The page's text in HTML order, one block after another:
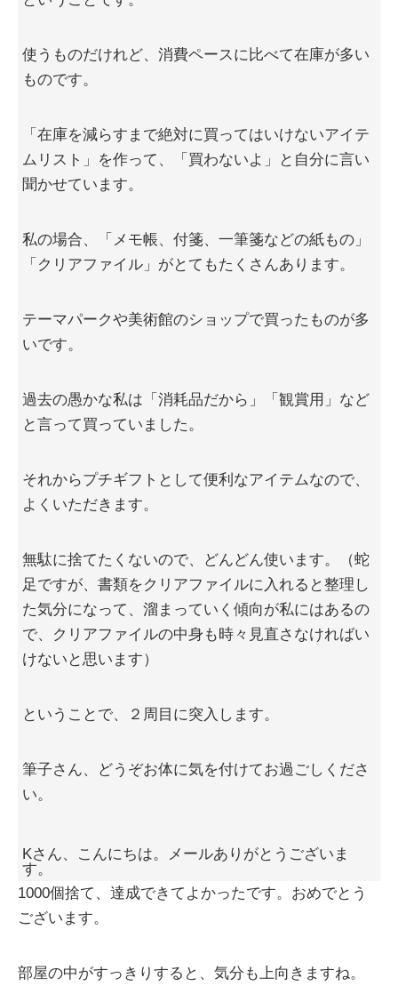
使うものだけれど、消費ペースに比べて在庫が多い
ものです。
「在庫を減らすまで絶対に買ってはいけないアイテ
ムリスト」を作って、「買わないよ」と自分に言い
聞かせています。
私の場合、「メモ帳、付箋、一筆箋などの紙もの」
「クリアファイル」がとてもたくさんあります。
テーマパークや美術館のショップで買ったものが多
いです。
過去の愚かな私は「消耗品だから」「観賞用」など
と言って買っていました。
それからプチギフトとして便利なアイテムなので、
よくいただきます。
無駄に捨てたくないので、どんどん使います。（蛇
足ですが、書類をクリアファイルに入れると整理し
た気分になって、溜まっていく傾向が私にはあるの
で、クリアファイルの中身も時々見直さなければい
けないと思います）
ということで、２周目に突入します。
筆子さん、どうぞお体に気を付けてお過ごしくださ
い。
Kさん、こんにちは。メールありがとうございま
す。
1000個捨て、達成できてよかったです。おめでとう
ございます。
部屋の中がすっきりすると、気分も上向きますね。